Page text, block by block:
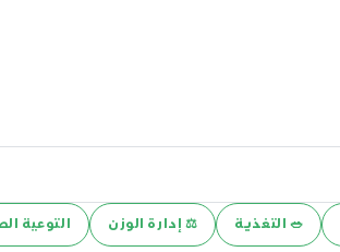
🥗 التغذية ⚖️ إدارة الوزن التوعية